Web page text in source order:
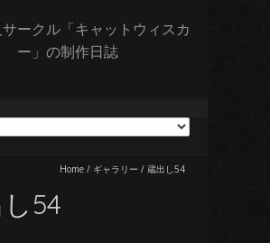
サークル「キャットウィスカ
ー」の制作日誌
Home / ギャラリー / 蔵出し54
54